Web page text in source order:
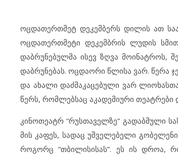
ოცდათერთმეტ დეკემბერს დილის ათ
ოცდათერთმეტი დეკემბრის ლუდის
დაბრუნებულმა ისევ ზღვა მოინატროს,
დაბრუნებას. ოცდაორი წლისა ვარ. წერა
და ახალი დაძმაკაცებული ვარ
წერს, რომლებსაც აკადემიური თეატრები
კინოთეატრ “რუსთაველზე” გადაბმული
მის კაფეს, სადაც უშველებელი
როგორც “თბილისისას”. ეს ის დროა,